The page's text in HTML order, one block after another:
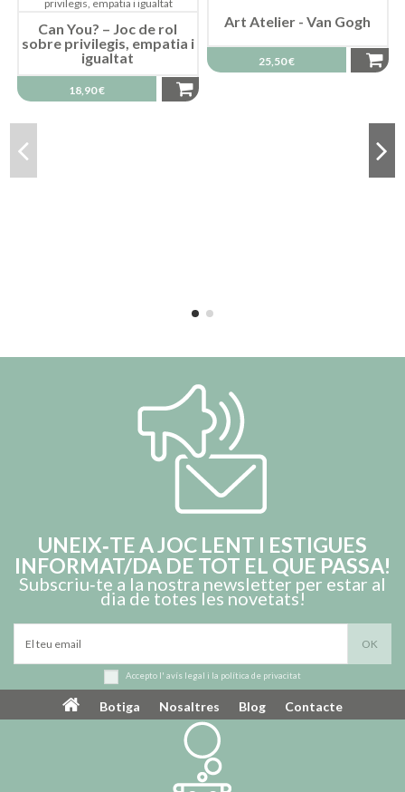
Can You? – Joc de rol
sobre privilegis, empatia i
igualtat
18,90 €
Art Atelier - Van Gogh
25,50 €
UNEIX‑TE A JOC LENT I ESTIGUES
INFORMAT/DA DE TOT EL QUE PASSA!
Subscriu‑te a la nostra newsletter per estar al
dia de totes les novetats!
Accepto l' avís legal i la política de privacitat
Botiga Nosaltres Blog Contacte